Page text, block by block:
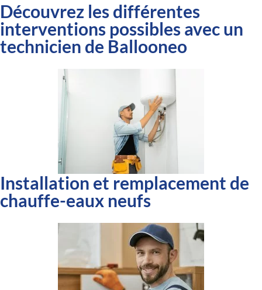
Découvrez les différentes
interventions possibles avec un
technicien de Ballooneo
Installation et remplacement de
chauffe-eaux neufs